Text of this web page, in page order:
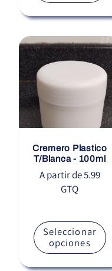
Cremero Plastico
T/Blanca - 100ml
Precio
habitual
A partir de 5.99
GTQ
Seleccionar
opciones